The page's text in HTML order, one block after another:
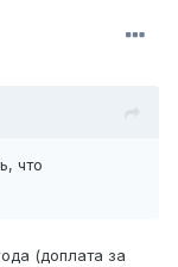
что
(доплата за